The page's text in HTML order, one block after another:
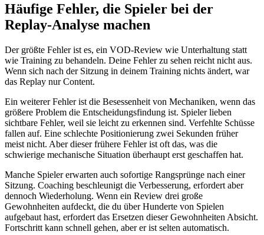
Häufige Fehler, die Spieler bei der
Replay-Analyse machen
Der größte Fehler ist es, ein VOD-Review wie Unterhaltung statt
wie Training zu behandeln. Deine Fehler zu sehen reicht nicht aus.
Wenn sich nach der Sitzung in deinem Training nichts ändert, war
das Replay nur Content.
Ein weiterer Fehler ist die Besessenheit von Mechaniken, wenn das
größere Problem die Entscheidungsfindung ist. Spieler lieben
sichtbare Fehler, weil sie leicht zu erkennen sind. Verfehlte Schüsse
fallen auf. Eine schlechte Positionierung zwei Sekunden früher
meist nicht. Aber dieser frühere Fehler ist oft das, was die
schwierige mechanische Situation überhaupt erst geschaffen hat.
Manche Spieler erwarten auch sofortige Rangsprünge nach einer
Sitzung. Coaching beschleunigt die Verbesserung, erfordert aber
dennoch Wiederholung. Wenn ein Review drei große
Gewohnheiten aufdeckt, die du über Hunderte von Spielen
aufgebaut hast, erfordert das Ersetzen dieser Gewohnheiten Absicht.
Fortschritt kann schnell gehen, aber er ist selten automatisch.